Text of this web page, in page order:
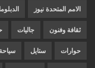
الامم المتحدة نيوز
ثقافة وفنون جاليات
حوارات ستايل